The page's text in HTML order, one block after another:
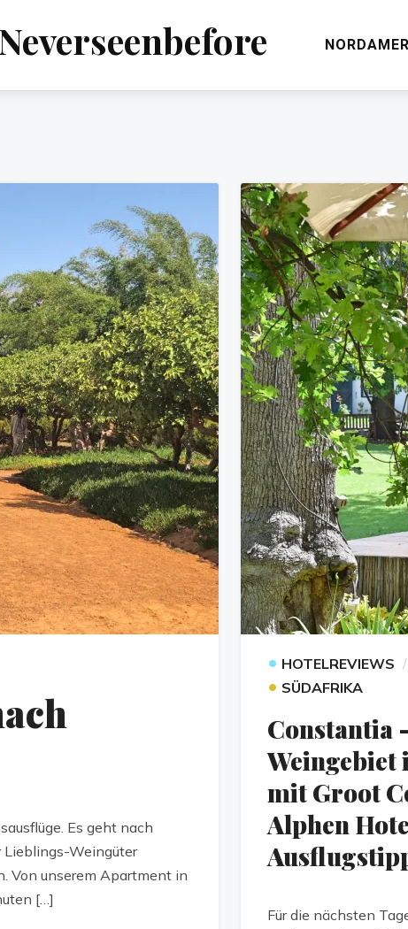
Es geht nach
Lieblings-Weingüter
Von unserem Apartment in
[…]
• HOTELREVIEWS
• SÜDAFRIKA
Constantia
Weingebiet
mit Groot
Alphen
Für die nächsten